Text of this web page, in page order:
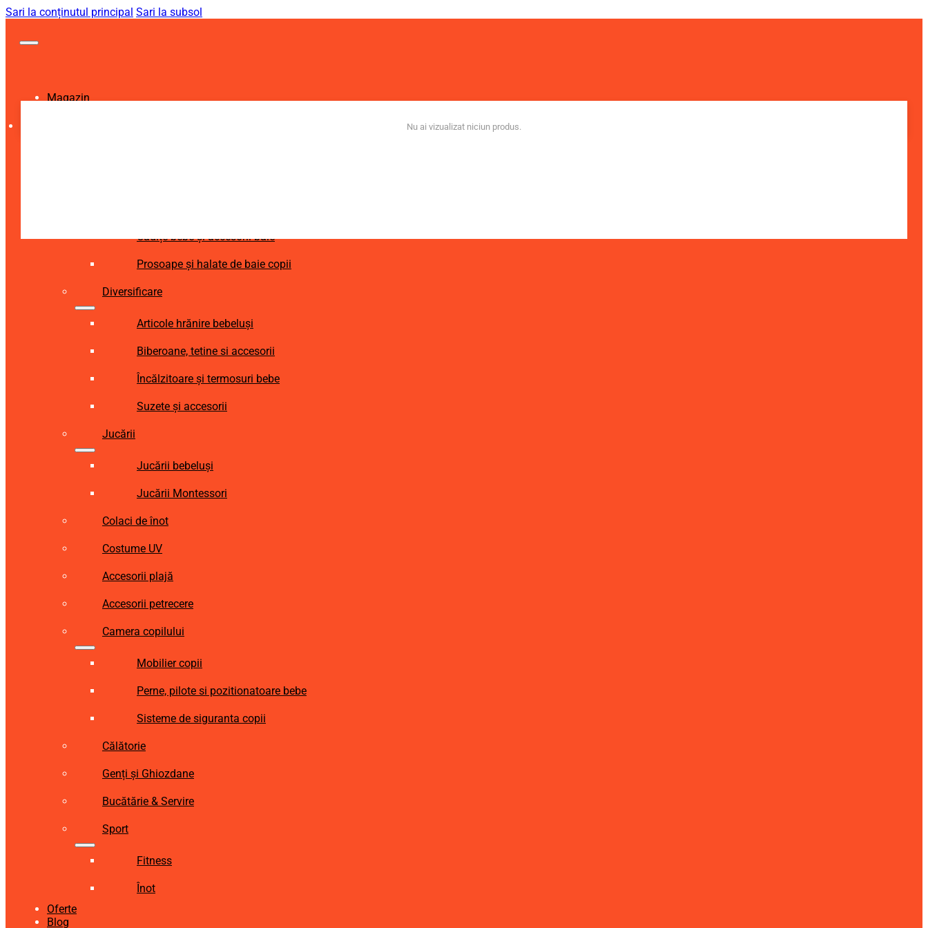
Sari la conținutul principal Sari la subsol
Magazin
Cădițe bebe și accesorii baie
Prosoape și halate de baie copii
Diversificare
Articole hrănire bebeluși
Biberoane, tetine si accesorii
Încălzitoare și termosuri bebe
Suzete și accesorii
Jucării
Jucării bebeluși
Jucării Montessori
Colaci de înot
Costume UV
Accesorii plajă
Accesorii petrecere
Camera copilului
Mobilier copii
Perne, pilote si pozitionatoare bebe
Sisteme de siguranta copii
Călătorie
Genți și Ghiozdane
Bucătărie & Servire
Sport
Fitness
Înot
Oferte
Blog
Nu ai vizualizat niciun produs.